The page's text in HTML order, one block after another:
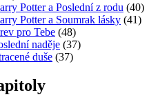
Potter a Poslední z rodu (40)
Potter a Soumrak lásky (41)
pro Tebe (48)
naděje (37)
duše (37)